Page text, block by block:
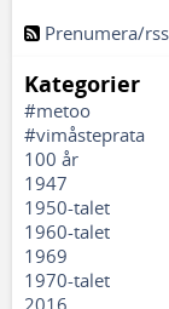
Prenumera/rss
Kategorier
#metoo
#vimåsteprata
100 år
1947
1950-talet
1960-talet
1969
1970-talet
2016